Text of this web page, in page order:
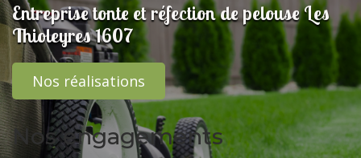
Entreprise tonte et réfection de pelouse Les
Thioleyres 1607
Nos réalisations
Nos engagements